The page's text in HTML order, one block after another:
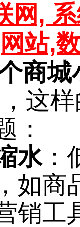
商城
这
：
水：
如商
销工